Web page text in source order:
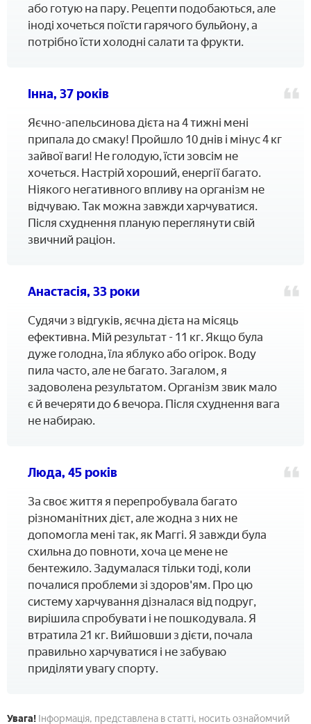
або готую на пару. Рецепти подобаються, але
іноді хочеться поїсти гарячого бульйону, а
потрібно їсти холодні салати та фрукти.
Інна, 37 років
Яєчно-апельсинова дієта на 4 тижні мені
припала до смаку! Пройшло 10 днів і мінус 4 кг
зайвої ваги! Не голодую, їсти зовсім не
хочеться. Настрій хороший, енергії багато.
Ніякого негативного впливу на організм не
відчуваю. Так можна завжди харчуватися.
Після схуднення планую переглянути свій
звичний раціон.
Анастасія, 33 роки
Судячи з відгуків, яєчна дієта на місяць
ефективна. Мій результат - 11 кг. Якщо була
дуже голодна, їла яблуко або огірок. Воду
пила часто, але не багато. Загалом, я
задоволена результатом. Організм звик мало
є й вечеряти до 6 вечора. Після схуднення вага
не набираю.
Люда, 45 років
За своє життя я перепробувала багато
різноманітних дієт, але жодна з них не
допомогла мені так, як Маггі. Я завжди була
схильна до повноти, хоча це мене не
бентежило. Задумалася тільки тоді, коли
почалися проблеми зі здоров'ям. Про цю
систему харчування дізналася від подруг,
вирішила спробувати і не пошкодувала. Я
втратила 21 кг. Вийшовши з дієти, почала
правильно харчуватися і не забуваю
приділяти увагу спорту.
Увага! Інформація, представлена в статті, носить ознайомчий